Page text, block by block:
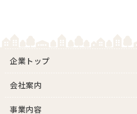
企業トップ
会社案内
事業内容